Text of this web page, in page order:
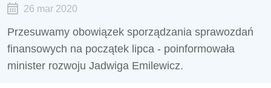
26 mar 2020
Przesuwamy obowiązek sporządzania sprawozdań
finansowych na początek lipca - poinformowała
minister rozwoju Jadwiga Emilewicz.